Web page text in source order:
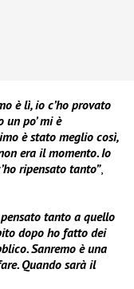
è lì, io c’ho provato
po’ mi è
è stato meglio così,
era il momento. Io
ripensato tanto”,
tanto a quello
dopo ho fatto dei
Sanremo è una
Quando sarà il